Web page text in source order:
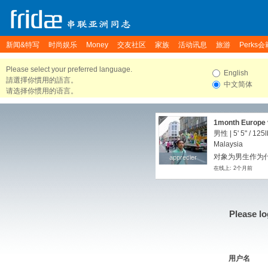
新闻&特写 时尚娱乐 Money 交友社区 家族 活动讯息 旅游 Perks会
Please select your preferred language.
請選擇你慣用的語言。
请选择你惯用的语言。
English
中文简体
apprecier
apprecier
1month
男性 | 5' 5" /
Malaysia
对象为男生作为
在线上: 2个月前
Please
用户名